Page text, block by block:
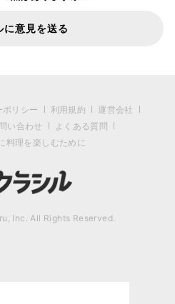
に意見を送る
ポリシー 利用規約
運営会社
い合わせ
よくある質問
料理を楽しむために
Inc. All Rights Reserved.